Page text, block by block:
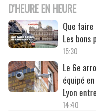
D'HEURE EN HEURE
Que faire
Les bons
15:30
Le 6e
équipé
Lyon
14:40